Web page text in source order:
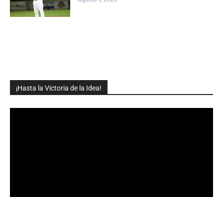
¡Hasta la Victoria de la Idea!